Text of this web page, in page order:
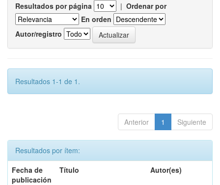
Resultados por página | Ordenar por
En orden
Autor/registro
Resultados 1-1 de 1.
Anterior 1 Siguiente
Resultados por ítem:
Fecha de
publicación
Título Autor(es)